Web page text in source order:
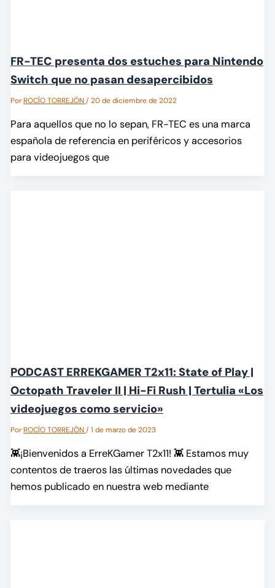
FR-TEC presenta dos estuches para Nintendo
Switch que no pasan desapercibidos
PorROCÍO TORREJÓN/20 de diciembre de 2022
Para aquellos que no lo sepan, FR-TEC es una marca
española de referencia en periféricos y accesorios
para videojuegos que
PODCAST ERREKGAMER T2x11: State of Play |
Octopath Traveler II | Hi-Fi Rush | Tertulia «Los
videojuegos como servicio»
PorROCÍO TORREJÓN/1 de marzo de 2023
👾¡Bienvenidos a ErreKGamer T2x11! 👾 Estamos muy
contentos de traeros las últimas novedades que
hemos publicado en nuestra web mediante